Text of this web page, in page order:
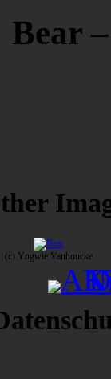
Bear
(c) Yngwie Vanhoucke